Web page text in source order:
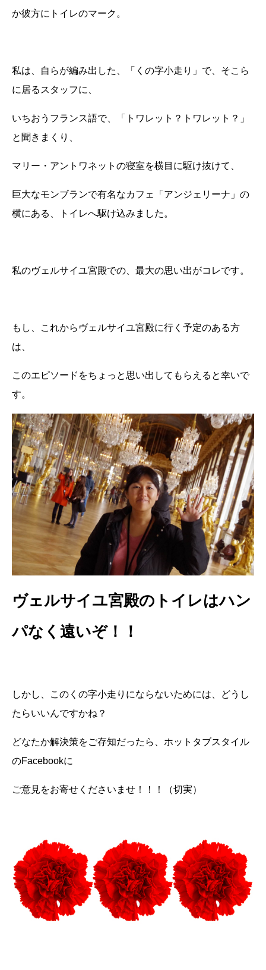
か彼方にトイレのマーク。
私は、自らが編み出した、「くの字小走り」で、そこら
に居るスタッフに、
いちおうフランス語で、「トワレット？トワレット？」
と聞きまくり、
マリー・アントワネットの寝室を横目に駆け抜けて、
巨大なモンブランで有名なカフェ「アンジェリーナ」の
横にある、トイレへ駆け込みました。
私のヴェルサイユ宮殿での、最大の思い出がコレです。
もし、これからヴェルサイユ宮殿に行く予定のある方
は、
このエピソードをちょっと思い出してもらえると幸いで
す。
ヴェルサイユ宮殿のトイレはハン
パなく遠いぞ！！
しかし、このくの字小走りにならないためには、どうし
たらいいんですかね？
どなたか解決策をご存知だったら、ホットタブスタイル
のFacebookに
ご意見をお寄せくださいませ！！！（切実）